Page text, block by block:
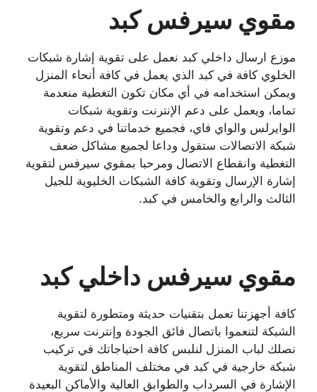
مقوي سيرفس كبد
موزع ارسال داخلي كبد نعمل على تقوية إشارة شبكات
الخلوي كافة في كبد الذي يعمل في كافة أنحاء المنزل
ويمكن استخدامه في أي مكان تكون التغطية منعدمة
تماما، ويعمل على دعم الإنترنت وتقوية شبكات
الوايرلس والواي فاي، فجميع خدماتنا في دعم وتقوية
شبكة الاتصالات ستقول وداعا لجميع مشاكل ضعف
التغطية وانقطاع الاتصال ومرحبا بمقوي سيرفس لتقوية
إشارة الإرسال وتقوية كافة الشبكات الخليوية للجيل
الثالث والرابع والخامس في كبد.
مقوي سيرفس داخلي كبد
كافة أجهزتنا تعمل بتقنيات حديثة ومتطورة لتقوية
الشبكة لتنعموا باتصال فائق الجودة وإنترنت سريع،
نصلك لباب المنزل لنلبس كافة احتياجاتك في تركيب
شبكة خارجية في كبد في مختلف المناطق لتقوية
الإشارة في السرداب والطوابق العالية والأماكن البعيدة